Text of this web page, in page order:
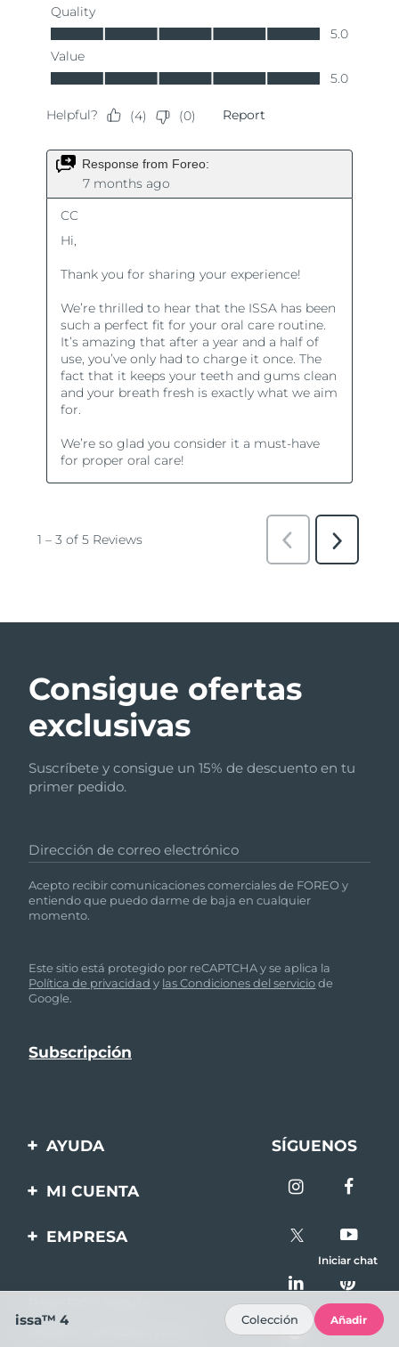
Consigue ofertas
exclusivas
Suscríbete y consigue un 15% de descuento en tu
primer pedido.
Dirección de correo electrónico
Acepto recibir comunicaciones comerciales de FOREO y
entiendo que puedo darme de baja en cualquier
momento.
Este sitio está protegido por reCAPTCHA y se aplica la
Política de privacidad y las Condiciones del serviciode
Google.
AYUDA
Contáctanos
Información de la
SÍGUENOS
MI CUENTA
Registro de productos
EMPRESA
Iniciar chat
issa™ 4 Colección Añadir